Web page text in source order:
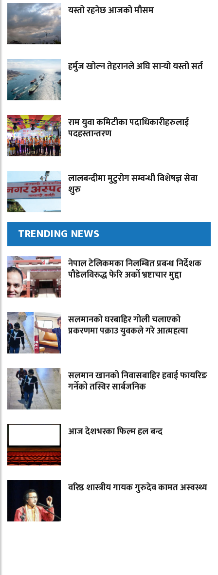
यस्तो रहनेछ आजको मौसम
हर्मुज खोल्न तेहरानले अघि सार्‍यो यस्तो सर्त
राम युवा कमिटीका पदाधिकारीहरुलाई
पदहस्तान्तरण
लालबन्दीमा मुटुरोग सम्वन्धी विशेषज्ञ सेवा
शुरु
TRENDING NEWS
नेपाल टेलिकमका निलम्बित प्रबन्ध निर्देशक
पौडेलविरुद्ध फेरि अर्को भ्रष्टाचार मुद्दा
सलमानको घरबाहिर गोली चलाएको
प्रकरणमा पक्राउ युवकले गरे आत्महत्या
सलमान खानको निवासबाहिर हवाई फायरिङ
गर्नेको तस्विर सार्बजनिक
आज देशभरका फिल्म हल बन्द
वरिष्ठ शास्त्रीय गायक गुरुदेव कामत अस्वस्थ्य